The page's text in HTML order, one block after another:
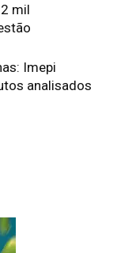
mil
Imepi
analisados